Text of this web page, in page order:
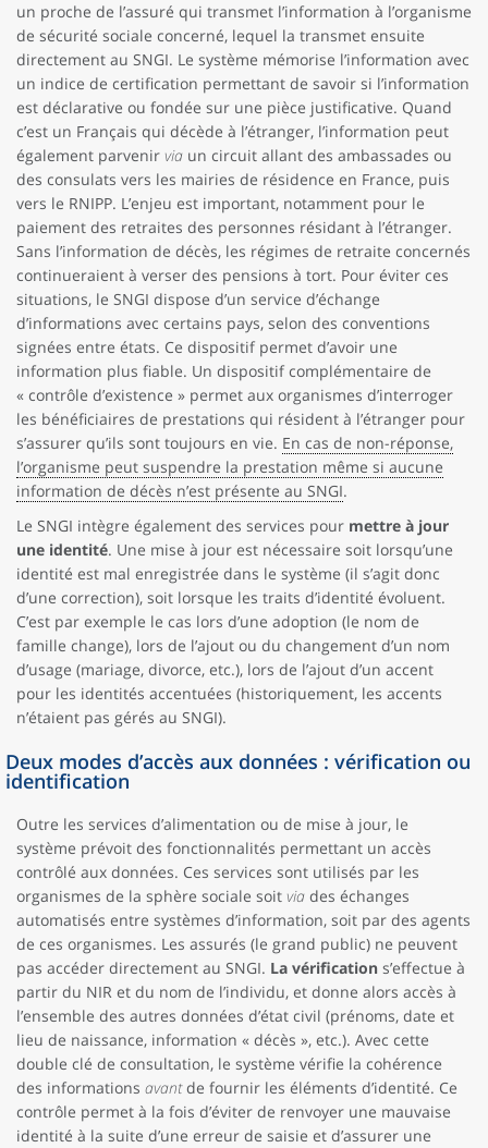
un proche de l’assuré qui transmet l’information à l’organisme
de sécurité sociale concerné, lequel la transmet ensuite
directement au SNGI. Le système mémorise l’information avec
un indice de certification permettant de savoir si l’information
est déclarative ou fondée sur une pièce justificative. Quand
c’est un Français qui décède à l’étranger, l’information peut
également parvenir via un circuit allant des ambassades ou
des consulats vers les mairies de résidence en France, puis
vers le RNIPP. L’enjeu est important, notamment pour le
paiement des retraites des personnes résidant à l’étranger.
Sans l’information de décès, les régimes de retraite concernés
continueraient à verser des pensions à tort. Pour éviter ces
situations, le SNGI dispose d’un service d’échange
d’informations avec certains pays, selon des conventions
signées entre états. Ce dispositif permet d’avoir une
information plus fiable. Un dispositif complémentaire de
« contrôle d’existence » permet aux organismes d’interroger
les bénéficiaires de prestations qui résident à l’étranger pour
s’assurer qu’ils sont toujours en vie. En cas de non-réponse,
l’organisme peut suspendre la prestation même si aucune
information de décès n’est présente au SNGI.
Le SNGI intègre également des services pour mettre à jour
une identité. Une mise à jour est nécessaire soit lorsqu’une
identité est mal enregistrée dans le système (il s’agit donc
d’une correction), soit lorsque les traits d’identité évoluent.
C’est par exemple le cas lors d’une adoption (le nom de
famille change), lors de l’ajout ou du changement d’un nom
d’usage (mariage, divorce, etc.), lors de l’ajout d’un accent
pour les identités accentuées (historiquement, les accents
n’étaient pas gérés au SNGI).
Deux modes d’accès aux données : vérification ou
identification
Outre les services d’alimentation ou de mise à jour, le
système prévoit des fonctionnalités permettant un accès
contrôlé aux données. Ces services sont utilisés par les
organismes de la sphère sociale soit via des échanges
automatisés entre systèmes d’information, soit par des agents
de ces organismes. Les assurés (le grand public) ne peuvent
pas accéder directement au SNGI. La vérification s’effectue à
partir du NIR et du nom de l’individu, et donne alors accès à
l’ensemble des autres données d’état civil (prénoms, date et
lieu de naissance, information « décès », etc.). Avec cette
double clé de consultation, le système vérifie la cohérence
des informations avantde fournir les éléments d’identité. Ce
contrôle permet à la fois d’éviter de renvoyer une mauvaise
identité à la suite d’une erreur de saisie et d’assurer une